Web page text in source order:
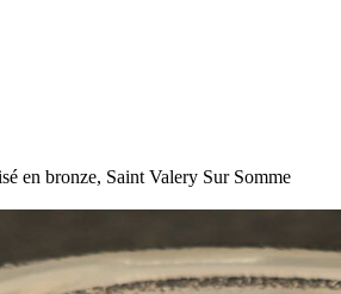
en bronze, Saint Valery Sur Somme